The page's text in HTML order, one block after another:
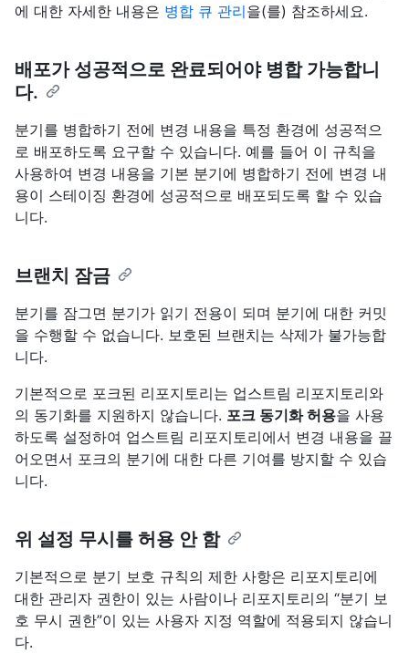
에 대한 자세한 내용은 병합 큐 관리을(를) 참조하세요.
배포가 성공적으로 완료되어야 병합 가능합니
다.
분기를 병합하기 전에 변경 내용을 특정 환경에 성공적으
로 배포하도록 요구할 수 있습니다. 예를 들어 이 규칙을
사용하여 변경 내용을 기본 분기에 병합하기 전에 변경 내
용이 스테이징 환경에 성공적으로 배포되도록 할 수 있습
니다.
브랜치 잠금
분기를 잠그면 분기가 읽기 전용이 되며 분기에 대한 커밋
을 수행할 수 없습니다. 보호된 브랜치는 삭제가 불가능합
니다.
기본적으로 포크된 리포지토리는 업스트림 리포지토리와
의 동기화를 지원하지 않습니다. 포크 동기화 허용을 사용
하도록 설정하여 업스트림 리포지토리에서 변경 내용을 끌
어오면서 포크의 분기에 대한 다른 기여를 방지할 수 있습
니다.
위 설정 무시를 허용 안 함
기본적으로 분기 보호 규칙의 제한 사항은 리포지토리에
대한 관리자 권한이 있는 사람이나 리포지토리의 “분기 보
호 무시 권한”이 있는 사용자 지정 역할에 적용되지 않습니
다.